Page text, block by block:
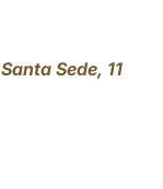
Sede, 11